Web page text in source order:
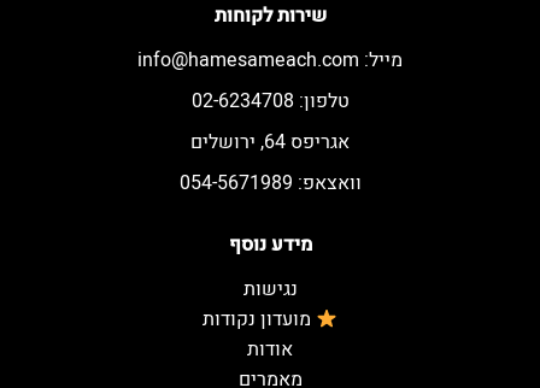
מידע נוסף
נגישות
מועדון נקודות
אודות
מאמרים
שירות לקוחות
מייל: info@hamesameach.com
טלפון: 02-6234708
אגריפס 64, ירושלים
וואצאפ: 054-5671989